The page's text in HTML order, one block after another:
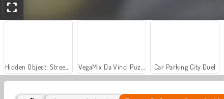
Car Parking City Duel